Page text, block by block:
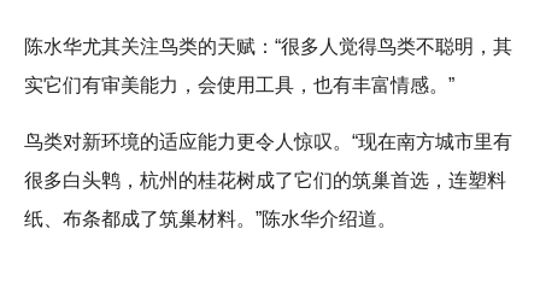
陈水华尤其关注鸟类的天赋：“很多人觉得鸟类不聪明，其
实它们有审美能力，会使用工具，也有丰富情感。”
鸟类对新环境的适应能力更令人惊叹。“现在南方城市里有
很多白头鹎，杭州的桂花树成了它们的筑巢首选，连塑料
纸、布条都成了筑巢材料。”陈水华介绍道。